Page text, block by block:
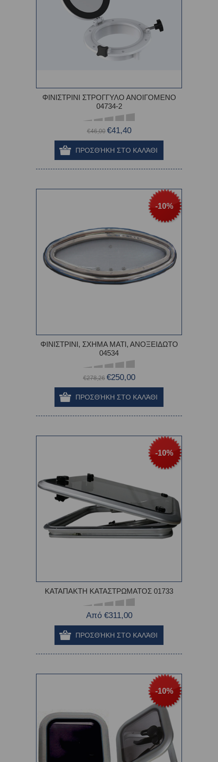
ΦΙΝΙΣΤΡΙΝΙ ΣΤΡΟΓΓΥΛΟ ΑΝΟΙΓΟΜΕΝΟ
04734-2
€46,00 €41,40
-10%
ΦΙΝΙΣΤΡΙΝΙ, ΣΧΗΜΑ ΜΑΤΙ, ΑΝΟΞΕΙΔΩΤΟ
04534
€278,26 €250,00
-10%
ΚΑΤΑΠΑΚΤΗ ΚΑΤΑΣΤΡΩΜΑΤΟΣ 01733
Από €311,00
-10%